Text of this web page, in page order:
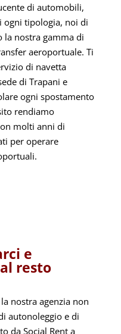
di automobili,
ogni tipologia, noi di
la nostra gamma di
aeroportuale. Ti
di navetta
di Trapani e
ogni spostamento
rendiamo
molti anni di
per operare
e
resto
nostra agenzia non
autonoleggio e di
da Social Rent a